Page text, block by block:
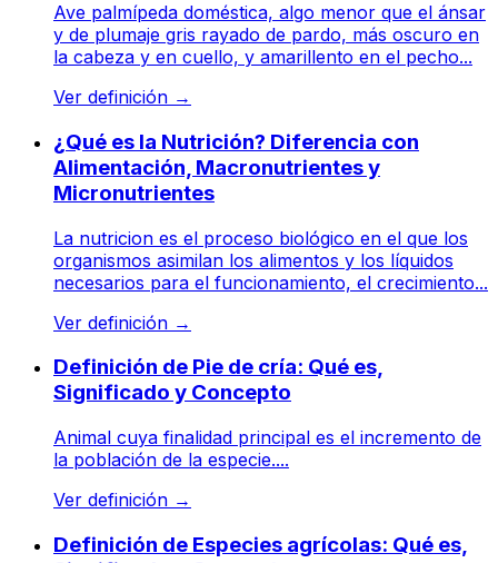
Ave palmípeda doméstica, algo menor que el ánsar
y de plumaje gris rayado de pardo, más oscuro en
la cabeza y en cuello, y amarillento en el pecho...
Ver definición →
¿Qué es la Nutrición? Diferencia con
Alimentación, Macronutrientes y
Micronutrientes
La nutricion es el proceso biológico en el que los
organismos asimilan los alimentos y los líquidos
necesarios para el funcionamiento, el crecimiento...
Ver definición →
Definición de Pie de cría: Qué es,
Significado y Concepto
Animal cuya finalidad principal es el incremento de
la población de la especie....
Ver definición →
Definición de Especies agrícolas: Qué es,